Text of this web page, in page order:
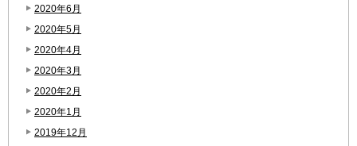
2020年6月
2020年5月
2020年4月
2020年3月
2020年2月
2020年1月
2019年12月